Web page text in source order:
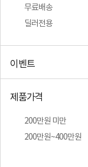
무료배송
딜러전용
이벤트
제품가격
200만원 미만
200만원~400만원